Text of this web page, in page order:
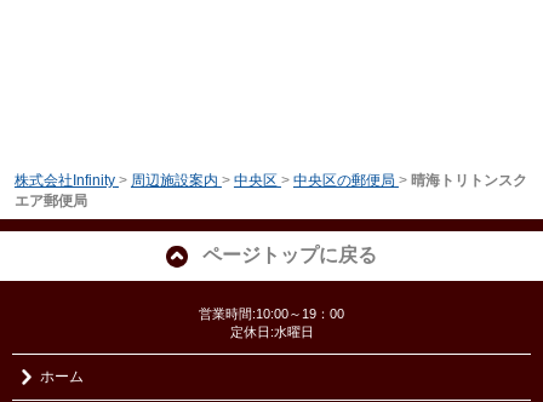
株式会社Infinity > 周辺施設案内 > 中央区 > 中央区の郵便局 > 晴海トリトンスク
エア郵便局
ページトップに戻る
営業時間:10:00～19：00
定休日:水曜日
ホーム